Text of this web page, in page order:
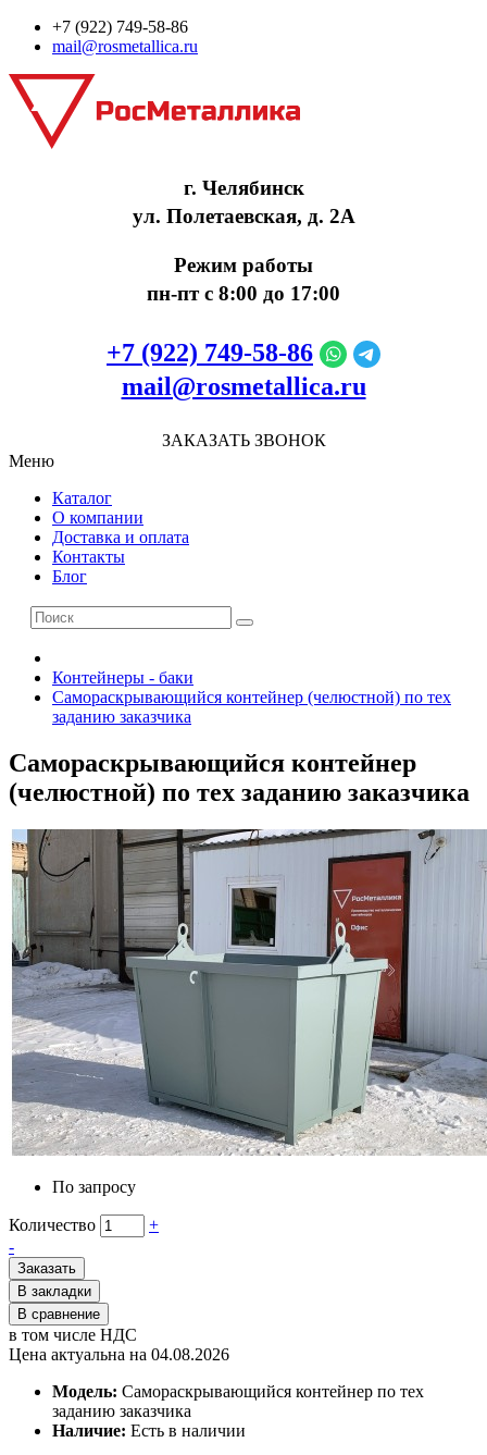
+7 (922) 749‑58‑86
mail@rosmetallica.ru
г. Челябинск
ул. Полетаевская, д. 2А
Режим работы
пн-пт с 8:00 до 17:00
+7 (922) 749‑58‑86
mail@rosmetallica.ru
ЗАКАЗАТЬ ЗВОНОК
Меню
Каталог
О компании
Доставка и оплата
Контакты
Блог
Контейнеры - баки
Самораскрывающийся контейнер (челюстной) по тех
заданию заказчика
Самораскрывающийся контейнер
(челюстной) по тех заданию заказчика
По запросу
Количество
+
-
Заказать
В закладки
В сравнение
в том числе НДС
Цена актуальна на 04.08.2026
Модель: Самораскрывающийся контейнер по тех
заданию заказчика
Наличие: Есть в наличии